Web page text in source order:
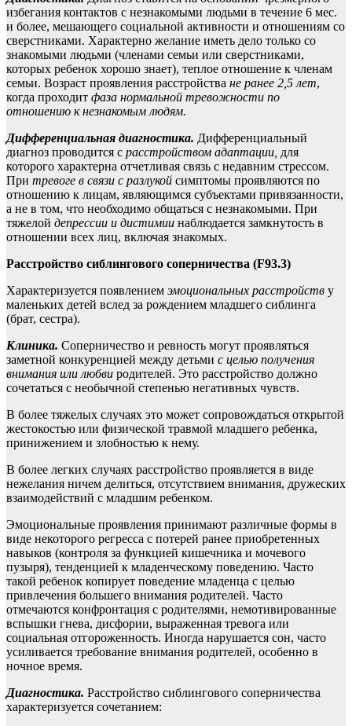
избегания контактов с незнакомыми людьми в течение 6 мес.
и более, мешающего социальной активности и отношениям со
сверстниками. Характерно желание иметь дело только со
знакомыми людьми (членами семьи или сверстниками,
которых ребенок хорошо знает), теплое отношение к членам
семьи. Возраст проявления расстройства не ранее 2,5 лет,
когда проходит фаза нормальной тревожности по
отношению к незнакомым людям.
Дифференциальная диагностика. Дифференциальный
диагноз проводится с расстройством адаптации, для
которого характерна отчетливая связь с недавним стрессом.
При тревоге в связи с разлукой симптомы проявляются по
отношению к лицам, являющимся субъектами привязанности,
а не в том, что необходимо общаться с незнакомыми. При
тяжелой депрессии и дистимии наблюдается замкнутость в
отношении всех лиц, включая знакомых.
Расстройство сиблингового соперничества (F93.3)
Характеризуется появлением эмоциональных расстройств у
маленьких детей вслед за рождением младшего сиблинга
(брат, сестра).
Клиника. Соперничество и ревность могут проявляться
заметной конкуренцией между детьми с целью получения
внимания или любви родителей. Это расстройство должно
сочетаться с необычной степенью негативных чувств.
В более тяжелых случаях это может сопровождаться открытой
жестокостью или физической травмой младшего ребенка,
принижением и злобностью к нему.
В более легких случаях расстройство проявляется в виде
нежелания ничем делиться, отсутствием внимания, дружеских
взаимодействий с младшим ребенком.
Эмоциональные проявления принимают различные формы в
виде некоторого регресса с потерей ранее приобретенных
навыков (контроля за функцией кишечника и мочевого
пузыря), тенденцией к младенческому поведению. Часто
такой ребенок копирует поведение младенца с целью
привлечения большего внимания родителей. Часто
отмечаются конфронтация с родителями, немотивированные
вспышки гнева, дисфории, выраженная тревога или
социальная отгороженность. Иногда нарушается сон, часто
усиливается требование внимания родителей, особенно в
ночное время.
Диагностика. Расстройство сиблингового соперничества
характеризуется сочетанием: